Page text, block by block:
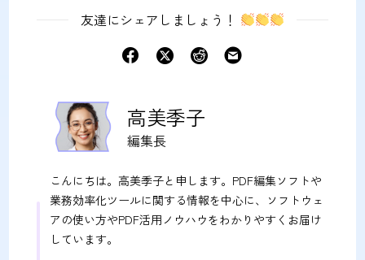
友達にシェアしましょう！
高美季子
編集長
こんにちは。高美季子と申します。PDF編集ソフトや
業務効率化ツールに関する情報を中心に、ソフトウェ
アの使い方やPDF活用ノウハウをわかりやすくお届け
しています。